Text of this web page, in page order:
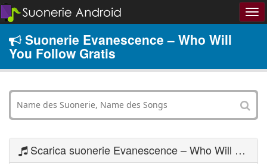
Suonerie Evanescence – Who Will
You Follow Gratis
Scarica suonerie Evanescence – Who Will You Follow